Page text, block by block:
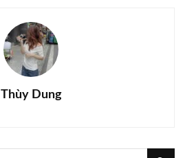
Thùy Dung